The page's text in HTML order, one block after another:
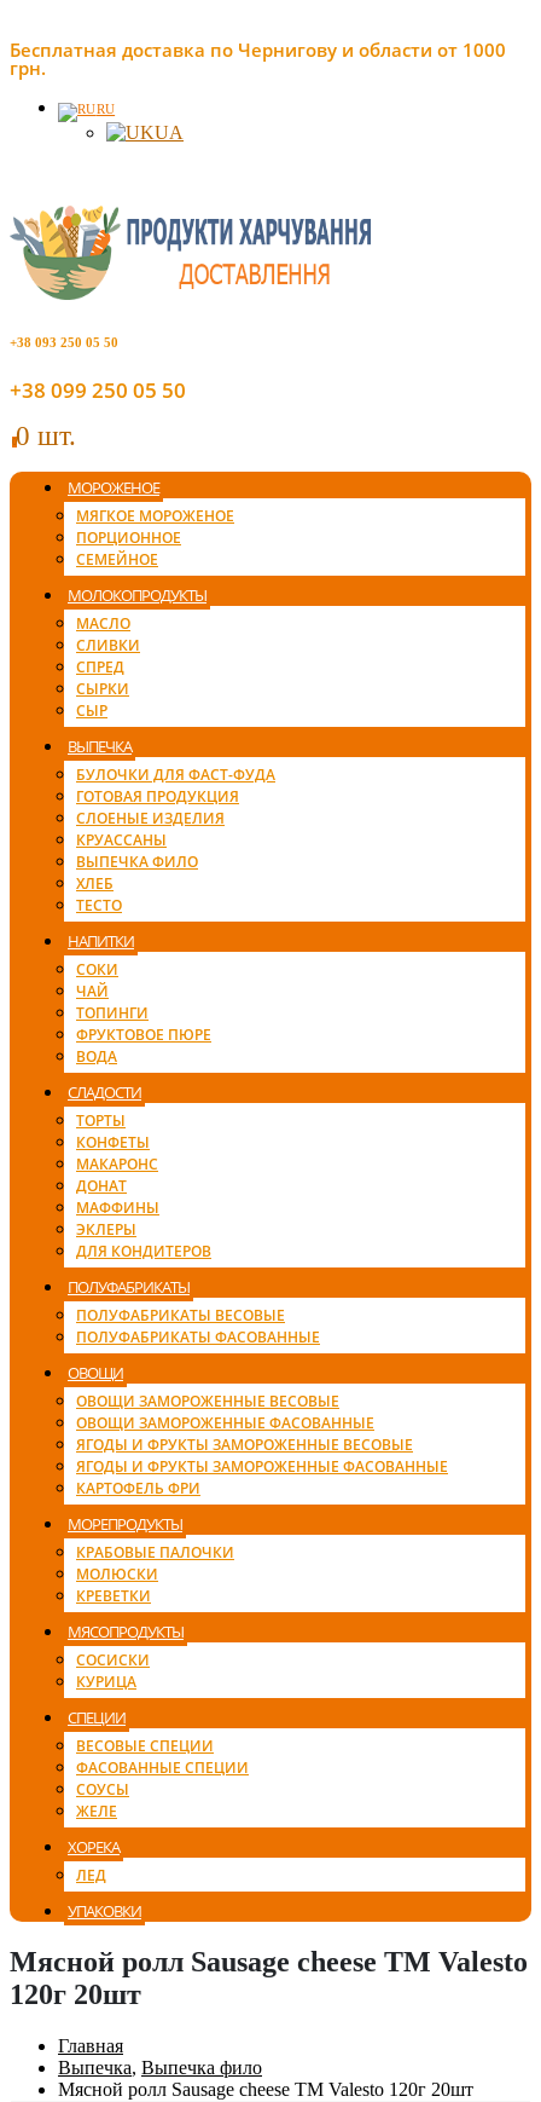
Бесплатная доставка по Чернигову и области от 1000
грн.
RU
UA
+38 093 250 05 50
+38 099 250 05 50
00 шт.
МОРОЖЕНОЕ
МЯГКОЕ МОРОЖЕНОЕ
ПОРЦИОННОЕ
СЕМЕЙНОЕ
МОЛОКОПРОДУКТЫ
МАСЛО
СЛИВКИ
СПРЕД
СЫРКИ
СЫР
ВЫПЕЧКА
БУЛОЧКИ ДЛЯ ФАСТ-ФУДА
ГОТОВАЯ ПРОДУКЦИЯ
СЛОЕНЫЕ ИЗДЕЛИЯ
КРУАССАНЫ
ВЫПЕЧКА ФИЛО
ХЛЕБ
ТЕСТО
НАПИТКИ
СОКИ
ЧАЙ
ТОПИНГИ
ФРУКТОВОЕ ПЮРЕ
ВОДА
СЛАДОСТИ
ТОРТЫ
КОНФЕТЫ
МАКАРОНС
ДОНАТ
МАФФИНЫ
ЭКЛЕРЫ
ДЛЯ КОНДИТЕРОВ
ПОЛУФАБРИКАТЫ
ПОЛУФАБРИКАТЫ ВЕСОВЫЕ
ПОЛУФАБРИКАТЫ ФАСОВАННЫЕ
ОВОЩИ
ОВОЩИ ЗАМОРОЖЕННЫЕ ВЕСОВЫЕ
ОВОЩИ ЗАМОРОЖЕННЫЕ ФАСОВАННЫЕ
ЯГОДЫ И ФРУКТЫ ЗАМОРОЖЕННЫЕ ВЕСОВЫЕ
ЯГОДЫ И ФРУКТЫ ЗАМОРОЖЕННЫЕ ФАСОВАННЫЕ
КАРТОФЕЛЬ ФРИ
МОРЕПРОДУКТЫ
КРАБОВЫЕ ПАЛОЧКИ
МОЛЮСКИ
КРЕВЕТКИ
МЯСОПРОДУКТЫ
СОСИСКИ
КУРИЦА
СПЕЦИИ
ВЕСОВЫЕ СПЕЦИИ
ФАСОВАННЫЕ СПЕЦИИ
СОУСЫ
ЖЕЛЕ
ХОРЕКА
ЛЕД
УПАКОВКИ
Мясной ролл Sausage cheese TM Valesto
120г 20шт
Главная
Выпечка, Выпечка фило
Мясной ролл Sausage cheese TM Valesto 120г 20шт